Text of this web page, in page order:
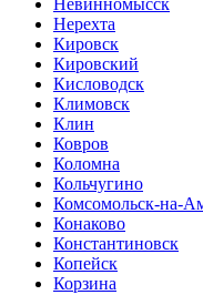
Невинномысск
Нерехта
Кировск
Кировский
Кисловодск
Климовск
Клин
Ковров
Коломна
Кольчугино
Комсомольск-на-
Конаково
Константиновск
Копейск
Корзина